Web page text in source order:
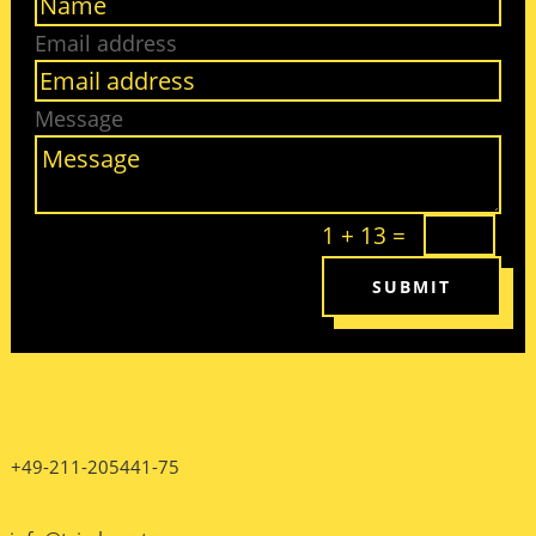
Email address
Message
1 + 13 =
SUBMIT
+49-211-205441-75